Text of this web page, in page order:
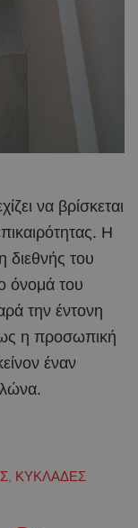
να βρίσκεται
Η
διεθνής του
όνομά του
την έντονη
η προσωπική
έναν
, ΚΥΚΛΑΔΕΣ